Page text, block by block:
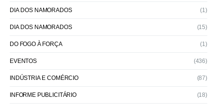
DIA DOS NAMORADOS (1)
DIA DOS NAMORADOS (15)
DO FOGO À FORÇA (1)
EVENTOS (436)
INDÚSTRIA E COMÉRCIO (87)
INFORME PUBLICITÁRIO (18)